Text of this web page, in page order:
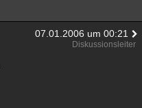
07.01.2006 um 00:21
Diskussionsleiter